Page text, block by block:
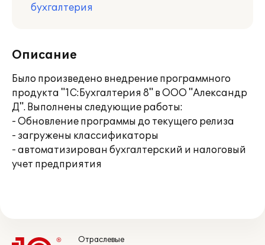
бухгалтерия
Описание
Было произведено внедрение программного
продукта "1С:Бухгалтерия 8" в ООО "Александр
Д". Выполнены следующие работы:
- Обновление программы до текущего релиза
- загружены классификаторы
- автоматизирован бухгалтерский и налоговый
учет предприятия
Отраслевые